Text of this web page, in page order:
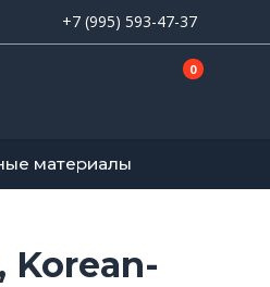
+7 (995) 593-47-37
0
материалы
Korean-